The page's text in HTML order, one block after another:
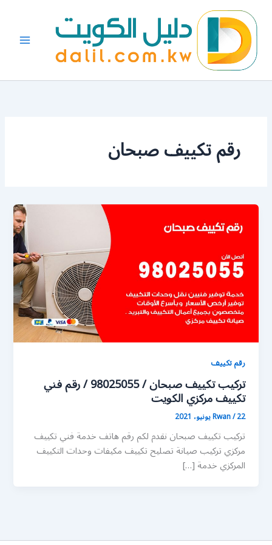
المحتوى
رقم تكييف صبحان
رقم تكييف
تركيب تكييف صبحان / 98025055 / رقم فني
تكييف مركزي الكويت
Rwan/22 يونيو، 2021
تركيب تكييف صبحان نقدم لكم رقم هاتف خدمة فني تكييف
مركزي تركيب صيانة تصليح تكييف مكيفات وحدات التكييف
المركزي خدمة […]